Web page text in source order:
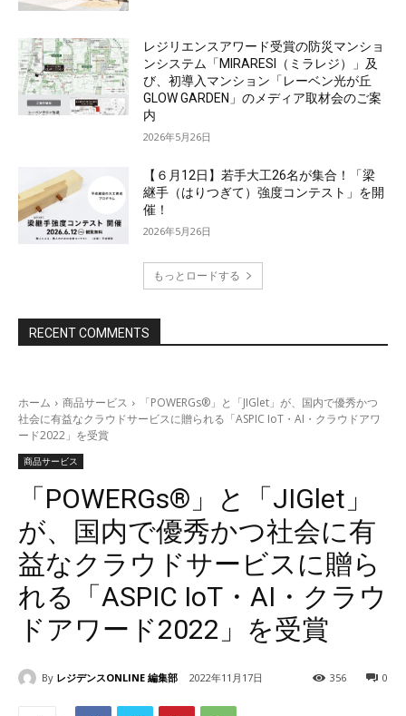
レジリエンスアワード受賞の防災マンショ
ンシステム「MIRARESI（ミラレジ）」及
び、初導入マンション「レーベン光が丘
GLOW GARDEN」のメディア取材会のご案
内
2026年5月26日
【６月12日】若手大工26名が集合！「梁
継手（はりつぎて）強度コンテスト」を開
催！
2026年5月26日
もっとロードする
RECENT COMMENTS